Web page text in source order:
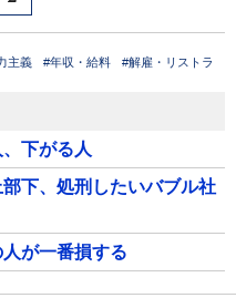
主義 #年収・給料 #解雇・リストラ
下がる人
下、処刑したいバブル社
人が一番損する